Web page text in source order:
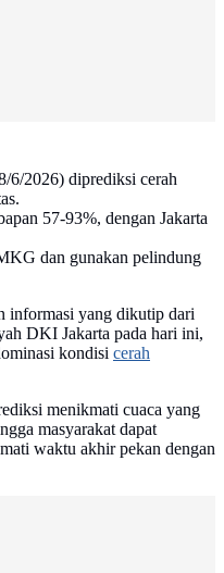
6/2026) diprediksi cerah
57-93%, dengan Jakarta
dan gunakan pelindung
informasi yang dikutip dari
DKI Jakarta pada hari ini,
kondisi cerah
menikmati cuaca yang
masyarakat dapat
waktu akhir pekan dengan